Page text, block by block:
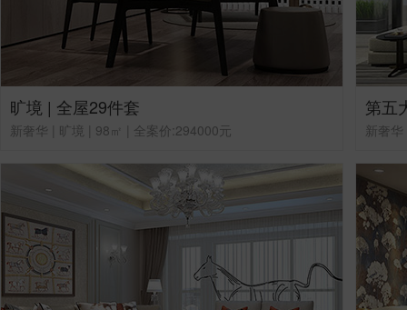
旷境 | 全屋29件套
新奢华 | 旷境 | 98㎡ | 全案价:294000元
第五
新奢